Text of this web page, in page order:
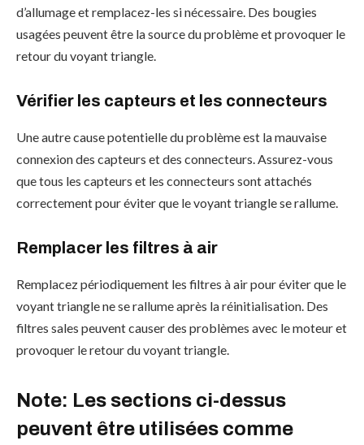
d’allumage et remplacez-les si nécessaire. Des bougies
usagées peuvent être la source du problème et provoquer le
retour du voyant triangle.
Vérifier les capteurs et les connecteurs
Une autre cause potentielle du problème est la mauvaise
connexion des capteurs et des connecteurs. Assurez-vous
que tous les capteurs et les connecteurs sont attachés
correctement pour éviter que le voyant triangle se rallume.
Remplacer les filtres à air
Remplacez périodiquement les filtres à air pour éviter que le
voyant triangle ne se rallume après la réinitialisation. Des
filtres sales peuvent causer des problèmes avec le moteur et
provoquer le retour du voyant triangle.
Note: Les sections ci-dessus
peuvent être utilisées comme